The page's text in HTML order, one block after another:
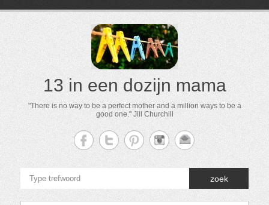
13 in een dozijn mama
"There is no way to be a perfect mother and a million ways to be a
good one." Jill Churchill
zoek